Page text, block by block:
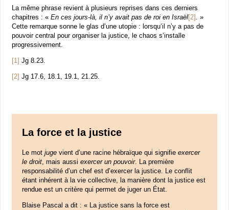
La même phrase revient à plusieurs reprises dans ces derniers
chapitres : «En ces jours-là, il n’y avait pas de roi en Israël[2]
»
Cette remarque sonne le glas d’une utopie : lorsqu’il n’y a pas de
pouvoir central pour organiser la justice, le chaos s’installe
progressivement.
[1] Jg 8.23.
[2] Jg 17.6, 18.1, 19.1, 21.25.
La force et la justice
Le motjuge vient d’une racine hébraïque qui signifieexercer
le droit, mais aussiexercer un pouvoir. La première
responsabilité d’un chef est d’exercer la justice. Le conflit
étant inhérent à la vie collective, la manière dont la justice est
rendue est un critère qui permet de juger un État.
Blaise Pascal a dit : « La justice sans la force est